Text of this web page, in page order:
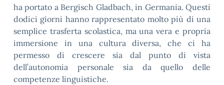
ha portato a Bergisch Gladbach, in Germania. Questi
dodici giorni hanno rappresentato molto più di una
semplice trasferta scolastica, ma una vera e propria
immersione in una cultura diversa, che ci ha
permesso di crescere sia dal punto di vista
dell’autonomia personale sia da quello delle
competenze linguistiche.